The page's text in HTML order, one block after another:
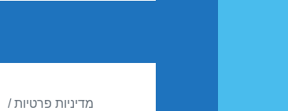
מדיניות פרטיות